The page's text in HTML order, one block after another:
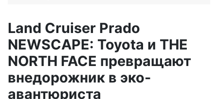
Land Cruiser Prado
NEWSCAPE: Toyota и THE
NORTH FACE превращают
внедорожник в эко-
авантюриста